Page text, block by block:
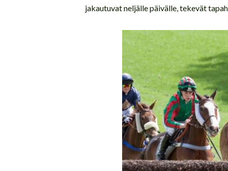
jakautuvat neljälle päivälle, tekevät